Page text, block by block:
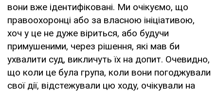
вони вже ідентифіковані. Ми очікуємо, що
правоохоронці або за власною ініціативою,
хоч у це не дуже віриться, або будучи
примушеними, через рішення, які мав би
ухвалити суд, викличуть їх на допит. Очевидно,
що коли це була група, коли вони погоджували
свої дії, відстежували цю ходу, очікували на